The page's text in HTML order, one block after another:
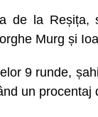
de la Reșița,
Murg și
9 runde,
un procentaj